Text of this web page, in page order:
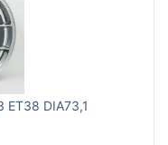
ET38 DIA73,1